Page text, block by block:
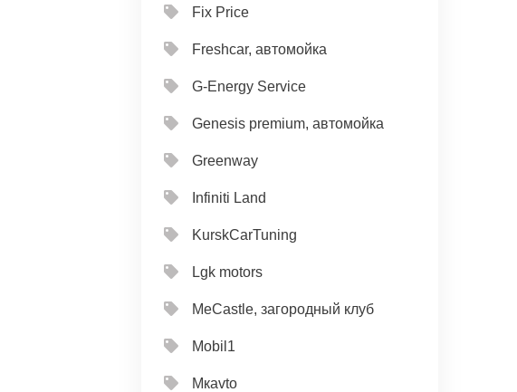
Fix Price
Freshcar, автомойка
G-Energy Service
Genesis premium, автомойка
Greenway
Infiniti Land
KurskCarTuning
Lgk motors
MeCastle, загородный клуб
Mobil1
Mкavto